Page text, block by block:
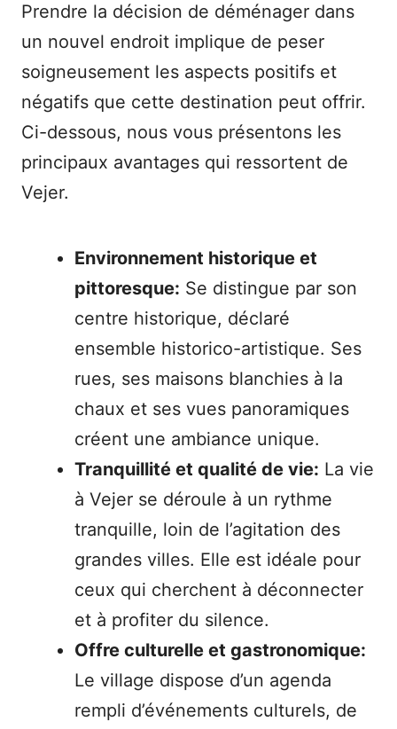
Prendre la décision de déménager dans
un nouvel endroit implique de peser
soigneusement les aspects positifs et
négatifs que cette destination peut offrir.
Ci-dessous, nous vous présentons les
principaux avantages qui ressortent de
Vejer.
Environnement historique et
pittoresque: Se distingue par son
centre historique, déclaré
ensemble historico-artistique. Ses
rues, ses maisons blanchies à la
chaux et ses vues panoramiques
créent une ambiance unique.
Tranquillité et qualité de vie: La vie
à Vejer se déroule à un rythme
tranquille, loin de l’agitation des
grandes villes. Elle est idéale pour
ceux qui cherchent à déconnecter
et à profiter du silence.
Offre culturelle et gastronomique:
Le village dispose d’un agenda
rempli d’événements culturels, de